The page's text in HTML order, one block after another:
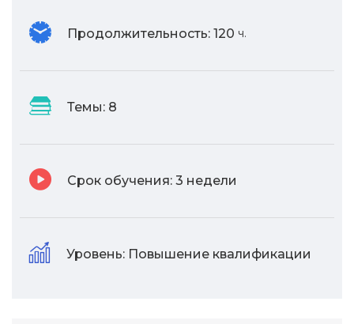
Продолжительность: 120 ч.
Темы: 8
Срок обучения: 3 недели
Уровень: Повышение квалификации